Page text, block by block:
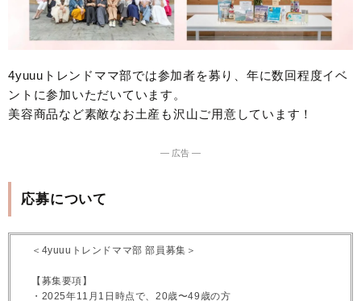
4yuuuトレンドママ部では参加者を募り、年に数回程度イベ
ントに参加いただいています。
美容商品など素敵なお土産も沢山ご用意しています！
― 広告 ―
応募について
＜4yuuuトレンドママ部 部員募集＞
【募集要項】
・2025年11月1日時点で、20歳〜49歳の方